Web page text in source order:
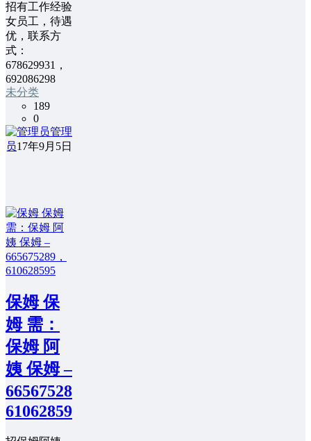
招有工作经验
女员工，待遇
优，联系方
式：
678629931，
692086298
未分类
189
0
管理
员17年9月5日
保姆 保
姆 需：
保姆 阿
姨 保姆 –
665675289，
610628595